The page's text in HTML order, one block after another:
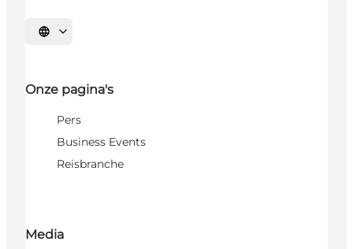
Selecteer taal
Onze pagina's
Pers
Business Events
Reisbranche
Media